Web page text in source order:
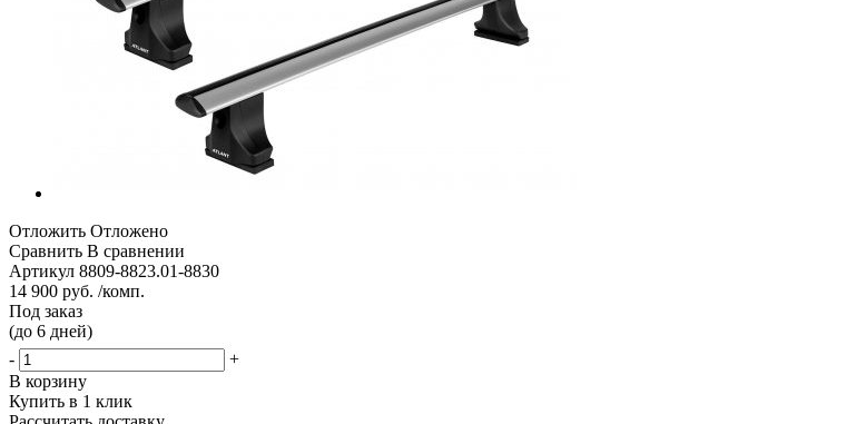
Отложить Отложено
Сравнить В сравнении
Артикул 8809-8823.01-8830
14 900 руб. /комп.
Под заказ
(до 6 дней)
-
+
В корзину
Купить в 1 клик